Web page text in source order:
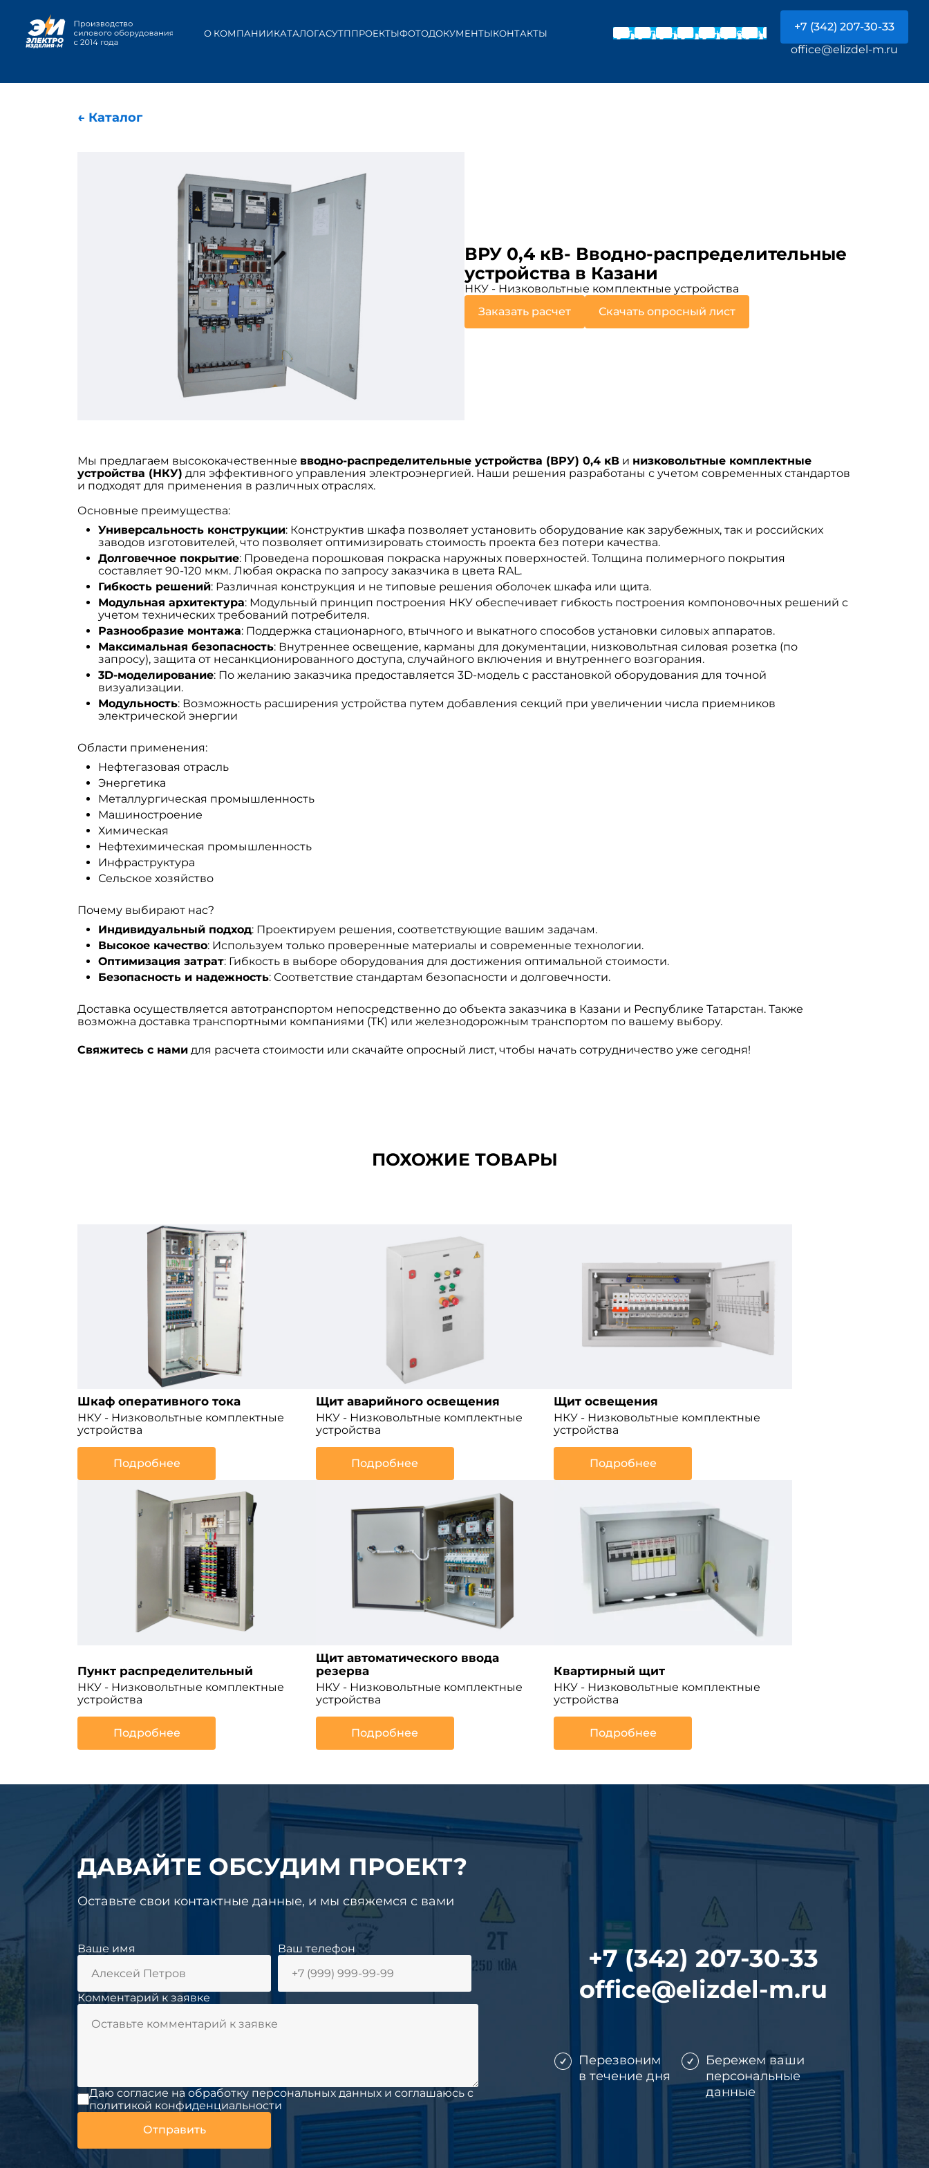
О КОМПАНИИКАТАЛОГАСУТППРОЕКТЫФОТОДОКУМЕНТЫКОНТАКТЫ Чат с главным инженером
+7 (342) 207-30-33
office@elizdel-m.ru
← Каталог
ВРУ 0,4 кВ- Вводно-распределительные
устройства в Казани
НКУ - Низковольтные комплектные устройства
Заказать расчет
Скачать опросный лист
Мы предлагаем высококачественные вводно-распределительные устройства (ВРУ) 0,4 кВ и низковольтные комплектные
устройства (НКУ) для эффективного управления электроэнергией. Наши решения разработаны с учетом современных стандартов
и подходят для применения в различных отраслях.
Основные преимущества:
Универсальность конструкции: Конструктив шкафа позволяет установить оборудование как зарубежных, так и российских
заводов изготовителей, что позволяет оптимизировать стоимость проекта без потери качества.
Долговечное покрытие: Проведена порошковая покраска наружных поверхностей. Толщина полимерного покрытия
составляет 90-120 мкм. Любая окраска по запросу заказчика в цвета RAL.
Гибкость решений: Различная конструкция и не типовые решения оболочек шкафа или щита.
Модульная архитектура: Модульный принцип построения НКУ обеспечивает гибкость построения компоновочных решений с
учетом технических требований потребителя.
Разнообразие монтажа: Поддержка стационарного, втычного и выкатного способов установки силовых аппаратов.
Максимальная безопасность: Внутреннее освещение, карманы для документации, низковольтная силовая розетка (по
запросу), защита от несанкционированного доступа, случайного включения и внутреннего возгорания.
3D-моделирование: По желанию заказчика предоставляется 3D-модель с расстановкой оборудования для точной
визуализации.
Модульность: Возможность расширения устройства путем добавления секций при увеличении числа приемников
электрической энергии
Области применения:
Нефтегазовая отрасль
Энергетика
Металлургическая промышленность
Машиностроение
Химическая
Нефтехимическая промышленность
Инфраструктура
Сельское хозяйство
Почему выбирают нас?
Индивидуальный подход: Проектируем решения, соответствующие вашим задачам.
Высокое качество: Используем только проверенные материалы и современные технологии.
Оптимизация затрат: Гибкость в выборе оборудования для достижения оптимальной стоимости.
Безопасность и надежность: Соответствие стандартам безопасности и долговечности.
Доставка осуществляется автотранспортом непосредственно до объекта заказчика в Казани и Республике Татарстан. Также
возможна доставка транспортными компаниями (ТК) или железнодорожным транспортом по вашему выбору.
Свяжитесь с нами для расчета стоимости или скачайте опросный лист, чтобы начать сотрудничество уже сегодня!
ПОХОЖИЕ ТОВАРЫ
Шкаф оперативного тока
НКУ - Низковольтные комплектные
устройства
Подробнее
Щит аварийного освещения
НКУ - Низковольтные комплектные
устройства
Подробнее
Щит освещения
НКУ - Низковольтные комплектные
устройства
Подробнее
Пункт распределительный
НКУ - Низковольтные комплектные
устройства
Подробнее
Щит автоматического ввода
резерва
НКУ - Низковольтные комплектные
устройства
Подробнее
Квартирный щит
НКУ - Низковольтные комплектные
устройства
Подробнее
ДАВАЙТЕ ОБСУДИМ ПРОЕКТ?
Оставьте свои контактные данные, и мы свяжемся с вами
Ваше имя Ваш телефон
Комментарий к заявке
Даю согласие на обработку персональных данных и соглашаюсь c
политикой конфиденциальности
+7 (342) 207-30-33
office@elizdel-m.ru
Перезвоним
в течение дня
Бережем ваши
персональные
данные